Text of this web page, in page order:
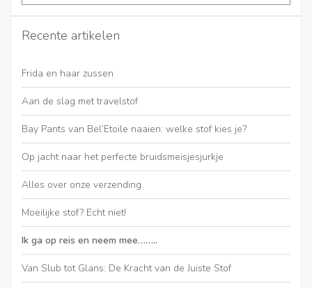
Recente artikelen
Frida en haar zussen
Aan de slag met travelstof
Bay Pants van Bel’Etoile naaien: welke stof kies je?
Op jacht naar het perfecte bruidsmeisjesjurkje
Alles over onze verzending
Moeilijke stof? Echt niet!
Ik ga op reis en neem mee……..
Van Slub tot Glans: De Kracht van de Juiste Stof